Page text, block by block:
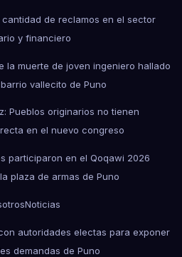
cantidad de reclamos en el sector
y financiero
la muerte de joven ingeniero hallado
vallecito de Puno
Pueblos originarios no tienen
en el nuevo congreso
participaron en el Qoqawi 2026
plaza de armas de Puno
Noticias
autoridades electas para exponer
demandas de Puno